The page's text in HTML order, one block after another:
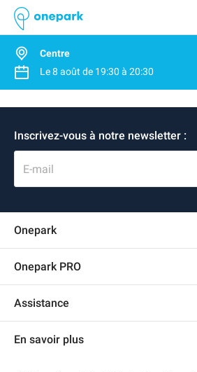
Centre
Le8 août de 19:30 à 20:30
Inscrivez-vous à notre newsletter :
E-mail
Onepark
Recrutement
Onepark PRO
Accéder à mon espace partenaire
Assistance
Centre d'aide
En savoir plus